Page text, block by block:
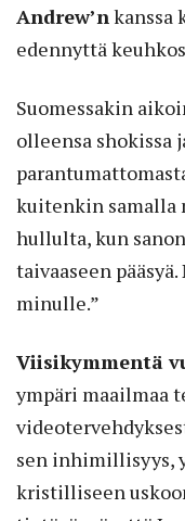
Andrew’nkanssa
edennyttä
Suomessakin
olleensa shokissa
kuitenkin samalla
hullulta, kun
taivaaseen
minulle.”
Viisikymmentä
ympäri maailmaa
sen inhimillisyys,
kristilliseen